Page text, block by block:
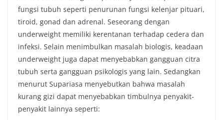
fungsi tubuh seperti penurunan fungsi kelenjar pituari,
tiroid, gonad dan adrenal. Seseorang dengan
underweight memiliki kerentanan terhadap cedera dan
infeksi. Selain menimbulkan masalah biologis, keadaan
underweight juga dapat menyebabkan gangguan citra
tubuh serta gangguan psikologis yang lain. Sedangkan
menurut Supariasa menyebutkan bahwa masalah
kurang gizi dapat menyebabkan timbulnya penyakit-
penyakit lainnya seperti: